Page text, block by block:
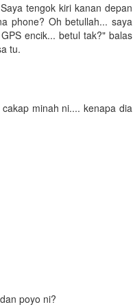
tengok kiri kanan depan
phone? Oh betullah... saya
encik... betul tak?" balas
tu.
minah ni.... kenapa dia
poyo ni?